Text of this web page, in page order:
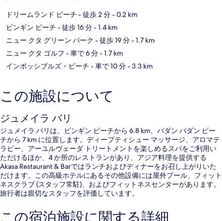
ドリームランド ビーチ - 徒歩 2 分- 0.2 km
ビンギン ビーチ - 徒歩 16 分- 1.4 km
ニュー クタ グリーン パーク - 徒歩 19 分- 1.7 km
ニュー クタ ゴルフ - 車で 6 分- 1.7 km
インポッシブルズ・ビーチ - 車で 10 分- 3.3 km
この施設について
ジュメイラ バリ
ジュメイラ バリは、ビンギン ビーチから 6.8 km、パダン パダン ビー
チから 7 km に位置します。ディープティシュー マッサージ、アロマテ
ラピー、アーユルヴェーダ トリートメントを楽しめるスパをご利用い
ただけるほか、4 か所のレストランがあり、アジア料理を提供する
Akasa Restaurant & Barではランチおよびディナーをお召し上がりいた
だけます。この高級ホテルにあるその他設備には屋外プール、フィット
ネスクラブ (スタッフ常駐)、およびフィットネスセンターがあります。
旅行者は親切なスタッフを評価しています。